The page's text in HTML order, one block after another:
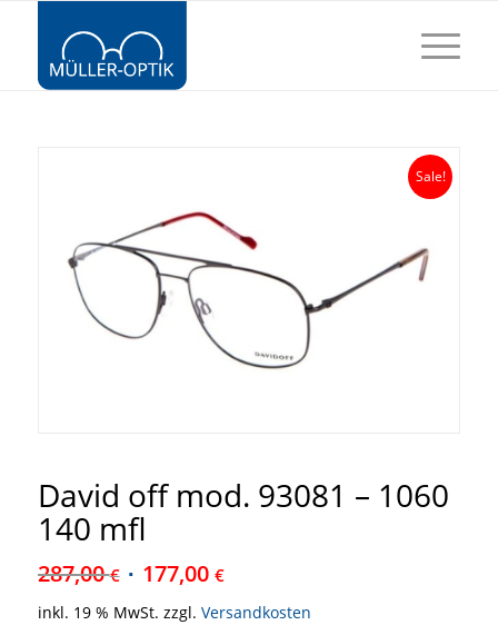
Sale!
David off mod. 93081 – 1060
140 mfl
287,00€ 177,00 €
inkl. 19 % MwSt. zzgl. Versandkosten